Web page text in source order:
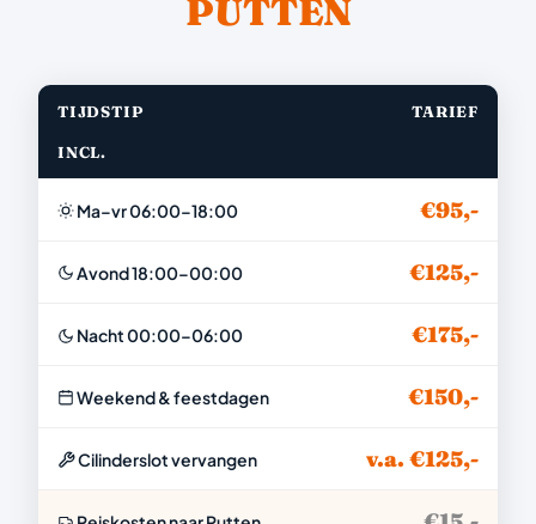
PUTTEN
TIJDSTIP TARIEF
INCL.
Ma–vr 06:00–18:00 €95,-
Avond 18:00–00:00 €125,-
Nacht 00:00–06:00 €175,-
Weekend & feestdagen €150,-
Cilinderslot vervangen v.a. €125,-